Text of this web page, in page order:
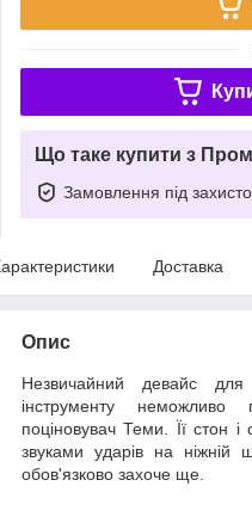
Що таке купити з
Замовлення під
Доставка
Опис
Незвичайний девайс
інструменту
поціновувач Теми. Її стон і
звуками ударів на ніжній
обов'язково захоче ще.